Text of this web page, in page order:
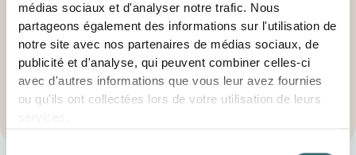
médias sociaux et d'analyser notre trafic. Nous
partageons également des informations sur l'utilisation de
notre site avec nos partenaires de médias sociaux, de
publicité et d'analyse, qui peuvent combiner celles-ci
avec d'autres informations que vous leur avez fournies
ou qu'ils ont collectées lors de votre utilisation de leurs
services.